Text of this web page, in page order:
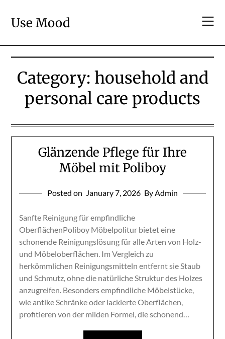
content
Use Mood
Category: household and
personal care products
Glänzende Pflege für Ihre
Möbel mit Poliboy
Posted on January 7, 2026 By Admin
Sanfte Reinigung für empfindliche
OberflächenPoliboy Möbelpolitur bietet eine
schonende Reinigungslösung für alle Arten von Holz-
und Möbeloberflächen. Im Vergleich zu
herkömmlichen Reinigungsmitteln entfernt sie Staub
und Schmutz, ohne die natürliche Struktur des Holzes
anzugreifen. Besonders empfindliche Möbelstücke,
wie antike Schränke oder lackierte Oberflächen,
profitieren von der milden Formel, die schonend…